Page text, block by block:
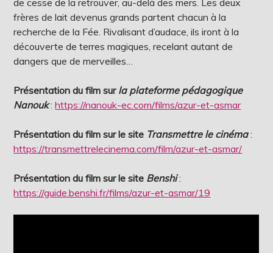
de cesse de la retrouver, au-delà des mers. Les deux
frères de lait devenus grands partent chacun à la
recherche de la Fée. Rivalisant d’audace, ils iront à la
découverte de terres magiques, recelant autant de
dangers que de merveilles…
Présentation du film surla plateforme pédagogique
Nanouk:https://nanouk-ec.com/films/azur-et-asmar
Présentation du film sur le site Transmettre le cinéma:
https://transmettrelecinema.com/film/azur-et-asmar/
Présentation du film sur le site Benshi:
https://guide.benshi.fr/films/azur-et-asmar/19